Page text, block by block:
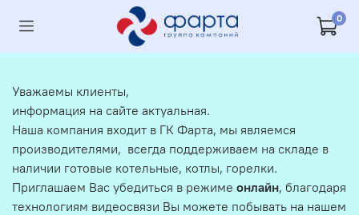
0
Уважаемы клиенты,
информация на сайте актуальная.
Наша компания входит в ГК Фарта, мы являемся
производителями, всегда поддерживаем на складе в
наличии готовые котельные, котлы, горелки.
Приглашаем Вас убедиться в режиме онлайн, благодаря
технологиям видеосвязи Вы можете побывать на нашем